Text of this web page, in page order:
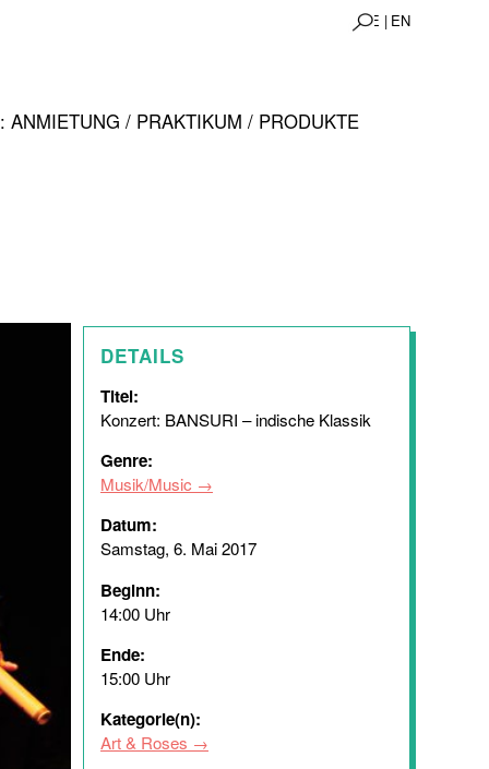
DE | EN
ANMIETUNG / PRAKTIKUM / PRODUKTE
DETAILS
Titel:
Konzert: BANSURI – indische Klassik
Genre:
Musik/Music
Datum:
Samstag, 6. Mai 2017
Beginn:
14:00 Uhr
Ende:
15:00 Uhr
Kategorie(n):
Art & Roses